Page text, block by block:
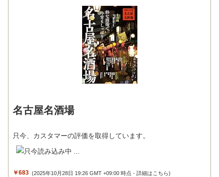
名古屋名酒場
只今、カスタマーの評価を取得しています。
￥683 (2025年10月28日 19:26 GMT +09:00 時点 -詳細はこちら)